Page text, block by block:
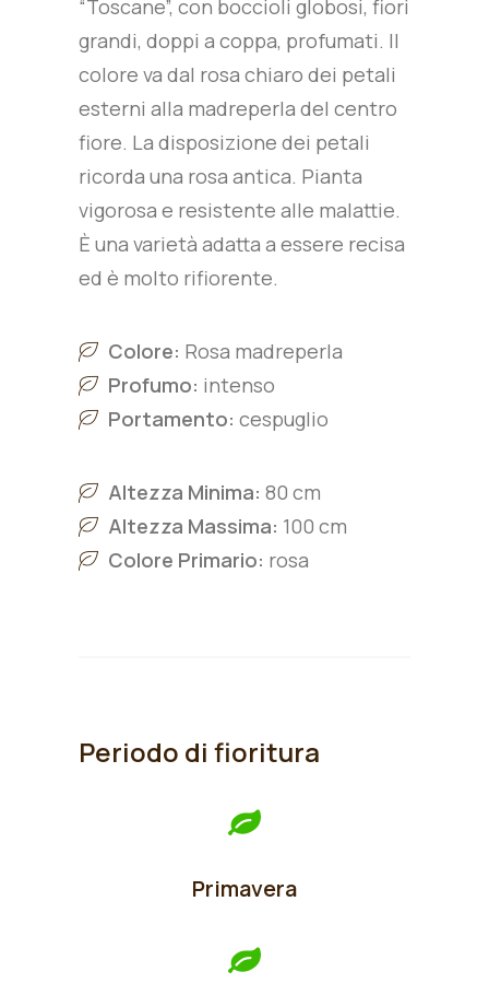
“Toscane”, con boccioli globosi, fiori
grandi, doppi a coppa, profumati. Il
colore va dal rosa chiaro dei petali
esterni alla madreperla del centro
fiore. La disposizione dei petali
ricorda una rosa antica. Pianta
vigorosa e resistente alle malattie.
È una varietà adatta a essere recisa
ed è molto rifiorente.
Colore: Rosa madreperla
Profumo: intenso
Portamento: cespuglio
Altezza Minima: 80 cm
Altezza Massima: 100 cm
Colore Primario: rosa
Periodo di fioritura
Primavera